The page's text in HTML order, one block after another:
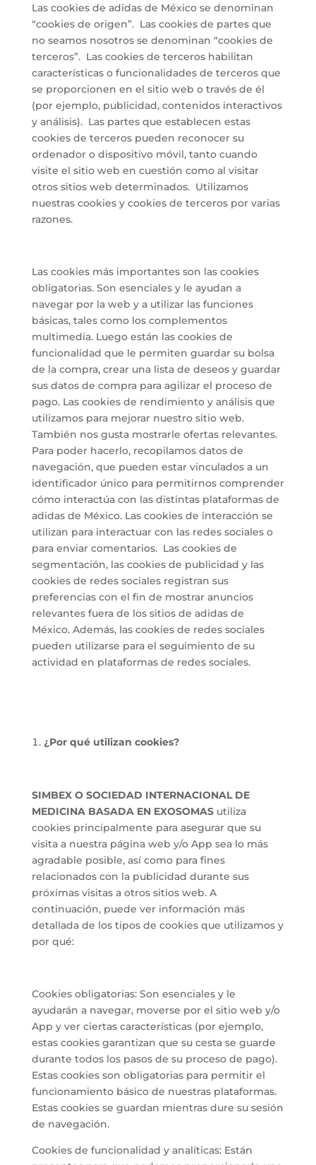
Las cookies de adidas de México se denominan
“cookies de origen”. Las cookies de partes que
no seamos nosotros se denominan “cookies de
terceros”. Las cookies de terceros habilitan
características o funcionalidades de terceros que
se proporcionen en el sitio web o través de él
(por ejemplo, publicidad, contenidos interactivos
y análisis). Las partes que establecen estas
cookies de terceros pueden reconocer su
ordenador o dispositivo móvil, tanto cuando
visite el sitio web en cuestión como al visitar
otros sitios web determinados. Utilizamos
nuestras cookies y cookies de terceros por varias
razones.
Las cookies más importantes son las cookies
obligatorias. Son esenciales y le ayudan a
navegar por la web y a utilizar las funciones
básicas, tales como los complementos
multimedia. Luego están las cookies de
funcionalidad que le permiten guardar su bolsa
de la compra, crear una lista de deseos y guardar
sus datos de compra para agilizar el proceso de
pago. Las cookies de rendimiento y análisis que
utilizamos para mejorar nuestro sitio web.
También nos gusta mostrarle ofertas relevantes.
Para poder hacerlo, recopilamos datos de
navegación, que pueden estar vinculados a un
identificador único para permitirnos comprender
cómo interactúa con las distintas plataformas de
adidas de México. Las cookies de interacción se
utilizan para interactuar con las redes sociales o
para enviar comentarios. Las cookies de
segmentación, las cookies de publicidad y las
cookies de redes sociales registran sus
preferencias con el fin de mostrar anuncios
relevantes fuera de los sitios de adidas de
México. Además, las cookies de redes sociales
pueden utilizarse para el seguimiento de su
actividad en plataformas de redes sociales.
¿Por qué utilizan cookies?
SIMBEX O SOCIEDAD INTERNACIONAL DE
MEDICINA BASADA EN EXOSOMASutiliza
cookies principalmente para asegurar que su
visita a nuestra página web y/o App sea lo más
agradable posible, así como para fines
relacionados con la publicidad durante sus
próximas visitas a otros sitios web. A
continuación, puede ver información más
detallada de los tipos de cookies que utilizamos y
por qué:
Cookies obligatorias: Son esenciales y le
ayudarán a navegar, moverse por el sitio web y/o
App y ver ciertas características (por ejemplo,
estas cookies garantizan que su cesta se guarde
durante todos los pasos de su proceso de pago).
Estas cookies son obligatorias para permitir el
funcionamiento básico de nuestras plataformas.
Estas cookies se guardan mientras dure su sesión
de navegación.
Cookies de funcionalidad y analíticas: Están